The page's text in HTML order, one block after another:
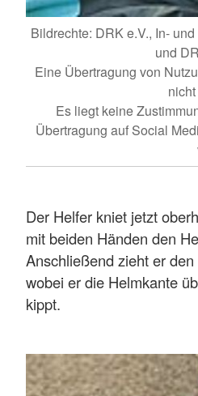
Bildrechte: DRK e.V., In-
und
Eine Übertragung von
Es liegt keine
Übertragung auf Social
Der Helfer kniet jetzt
mit beiden Händen den
Anschließend zieht er
wobei er die Helmkante
kippt.